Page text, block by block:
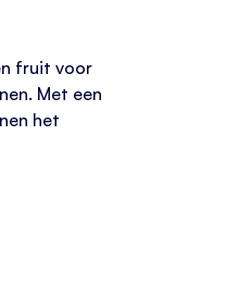
fruit voor
Met een
het